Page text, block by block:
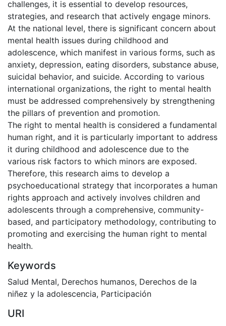
challenges, it is essential to develop resources,
strategies, and research that actively engage minors.
At the national level, there is significant concern about
mental health issues during childhood and
adolescence, which manifest in various forms, such as
anxiety, depression, eating disorders, substance abuse,
suicidal behavior, and suicide. According to various
international organizations, the right to mental health
must be addressed comprehensively by strengthening
the pillars of prevention and promotion.
The right to mental health is considered a fundamental
human right, and it is particularly important to address
it during childhood and adolescence due to the
various risk factors to which minors are exposed.
Therefore, this research aims to develop a
psychoeducational strategy that incorporates a human
rights approach and actively involves children and
adolescents through a comprehensive, community-
based, and participatory methodology, contributing to
promoting and exercising the human right to mental
health.
Keywords
Salud Mental, Derechos humanos, Derechos de la
niñez y la adolescencia, Participación
URI